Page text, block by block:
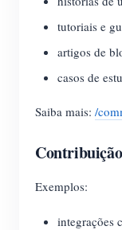
tutoriais e
artigos de
casos de
Saiba mais: /
Exemplos:
integrações